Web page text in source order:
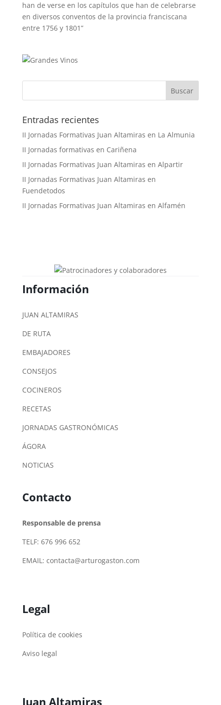
han de verse en los capítulos que han de celebrarse
en diversos conventos de la provincia franciscana
entre 1756 y 1801”
Buscar
Entradas recientes
II Jornadas Formativas Juan Altamiras en La Almunia
II Jornadas formativas en Cariñena
II Jornadas Formativas Juan Altamiras en Alpartir
II Jornadas Formativas Juan Altamiras en
Fuendetodos
II Jornadas Formativas Juan Altamiras en Alfamén
Información
JUAN ALTAMIRAS
DE RUTA
EMBAJADORES
CONSEJOS
COCINEROS
RECETAS
JORNADAS GASTRONÓMICAS
ÁGORA
NOTICIAS
Contacto
Responsable de prensa
TELF: 676 996 652
EMAIL: contacta@arturogaston.com
Legal
Política de cookies
Aviso legal
Juan Altamiras